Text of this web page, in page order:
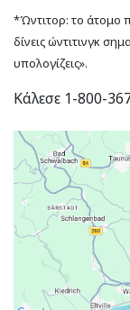
*Ώντιτορ: το άτομο
δίνεις ώντιτινγκ
υπολογίζεις».
Κάλεσε 1-800-